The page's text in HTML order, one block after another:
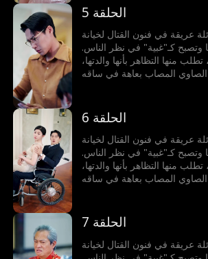
الحقيقية ويتولى السلطة،
تنكشف الأكاذيب وتلتئم العائلة
من جديد.
الحلقة 5
عريقة في فنون القتال لخيانة
وتصبح كـ"غبية" في نظر الناس.
بعد أن تنقذها ليلى، تطلب منها التظاهر بأنها والدتها،
المصاب بعاهة في ساقه
الحقيقية ويتولى السلطة،
تنكشف الأكاذيب وتلتئم العائلة
من جديد.
الحلقة 6
عريقة في فنون القتال لخيانة
وتصبح كـ"غبية" في نظر الناس.
بعد أن تنقذها ليلى، تطلب منها التظاهر بأنها والدتها،
المصاب بعاهة في ساقه
الحقيقية ويتولى السلطة،
تنكشف الأكاذيب وتلتئم العائلة
من جديد.
الحلقة 7
عريقة في فنون القتال لخيانة